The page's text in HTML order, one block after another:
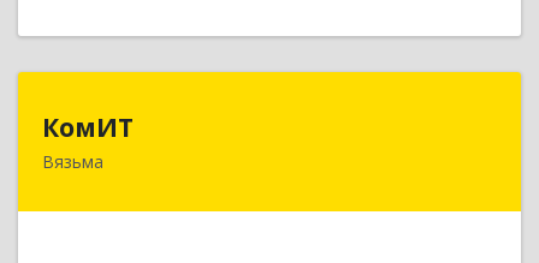
КомИТ
Вязьма215110, Смоленская обл, Вяземский м. р-н,